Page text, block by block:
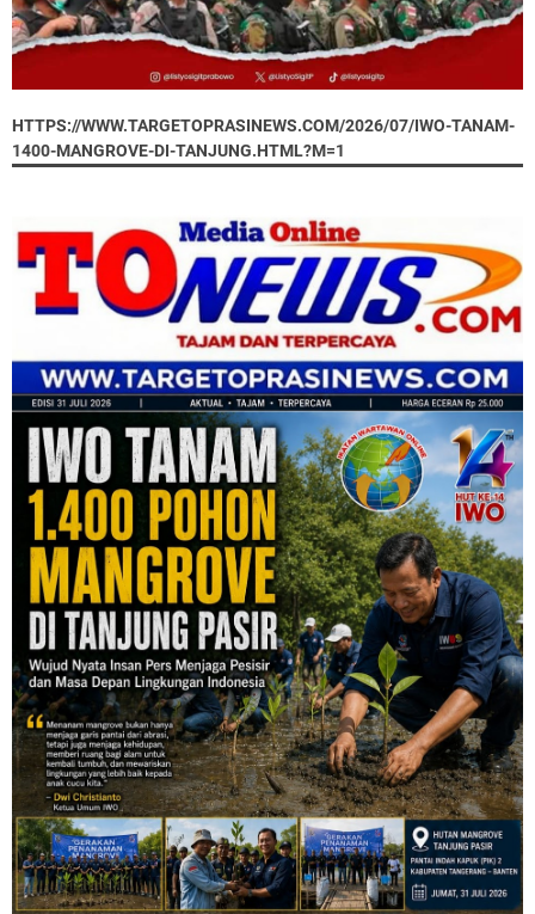
HTTPS://WWW.TARGETOPRASINEWS.COM/2026/07/IWO-TANAM-
1400-MANGROVE-DI-TANJUNG.HTML?M=1